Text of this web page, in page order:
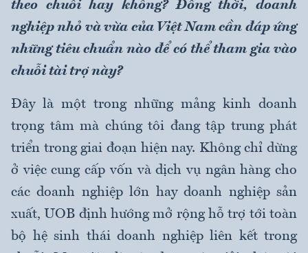
theo chuỗi hay không? Đồng thời, doanh
nghiệp nhỏ và vừa của Việt Nam cần đáp ứng
những tiêu chuẩn nào để có thể tham gia vào
chuỗi tài trợ này?
Đây là một trong những mảng kinh doanh
trọng tâm mà chúng tôi đang tập trung phát
triển trong giai đoạn hiện nay. Không chỉ dừng
ở việc cung cấp vốn và dịch vụ ngân hàng cho
các doanh nghiệp lớn hay doanh nghiệp sản
xuất, UOB định hướng mở rộng hỗ trợ tới toàn
bộ hệ sinh thái doanh nghiệp liên kết trong